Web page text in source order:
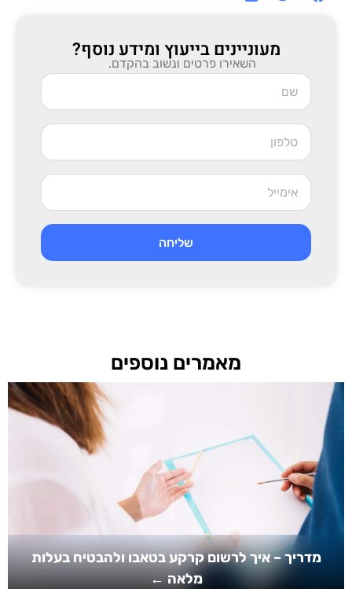
מעוניינים בייעוץ ומידע נוסף?
השאירו פרטים ונשוב בהקדם.
שליחה
מאמרים נוספים
מדריך – איך לרשום קרקע בטאבו ולהבטיח בעלות
מלאה ←